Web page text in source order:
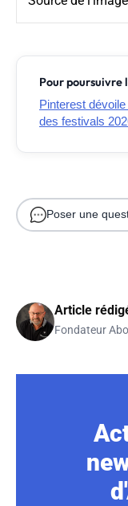
Pour poursuivre
Pinterest
des festivals
Poser une
Article
Fondateur